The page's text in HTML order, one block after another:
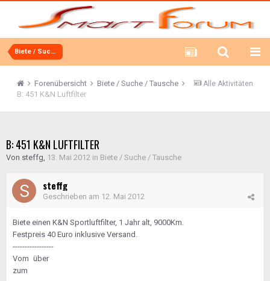
Biete / Suche / Tausche
Alle Aktivitäten
Forenübersicht
Biete / Suche / Tausche
B: 451 K&N Luftfilter
B: 451 K&N LUFTFILTER
Von steffg, 13. Mai 2012 in Biete / Suche / Tausche
steffg
Geschrieben am 12. Mai 2012
Biete einen K&N Sportluftfilter, 1 Jahr alt, 9000Km.
Festpreis 40 Euro inklusive Versand.
-----------------
Vom über
zum